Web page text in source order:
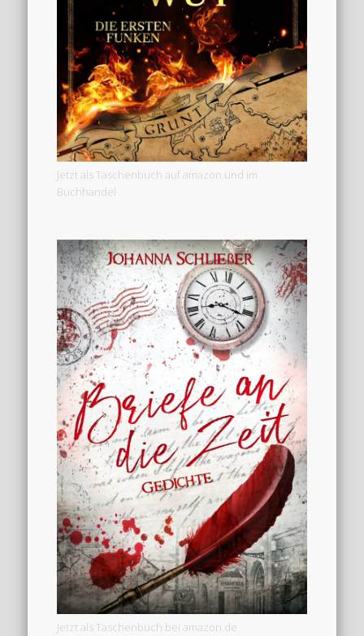
Jetzt als Taschenbuch auf amazon und im
Buchhandel
Jetzt als Taschenbuch bei amazon.de